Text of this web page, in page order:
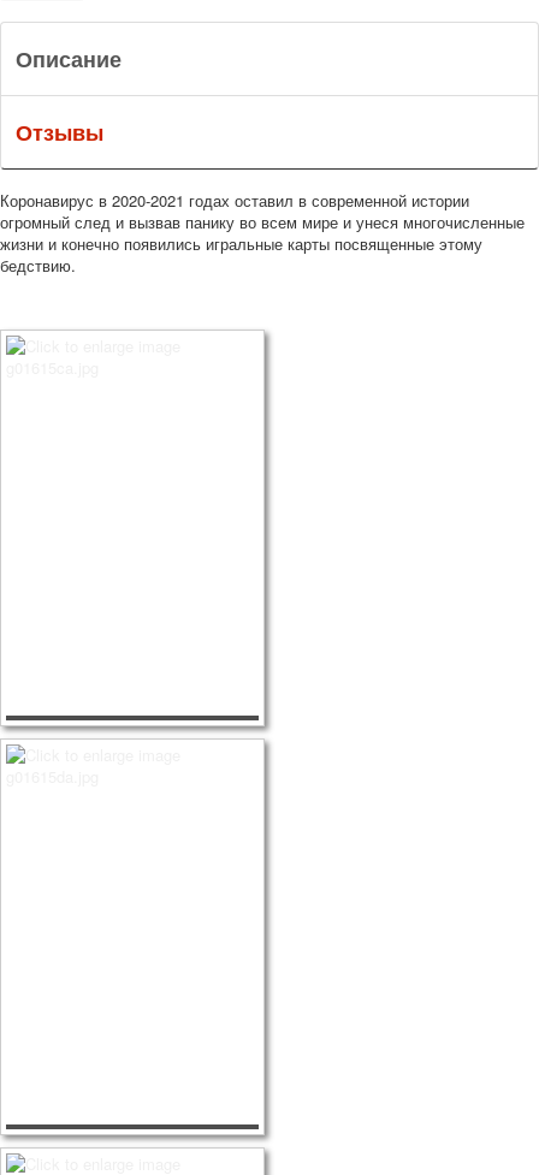
Описание
Отзывы
Коронавирус в 2020-2021 годах оставил в современной истории
огромный след и вызвав панику во всем мире и унеся многочисленные
жизни и конечно появились игральные карты посвященные этому
бедствию.